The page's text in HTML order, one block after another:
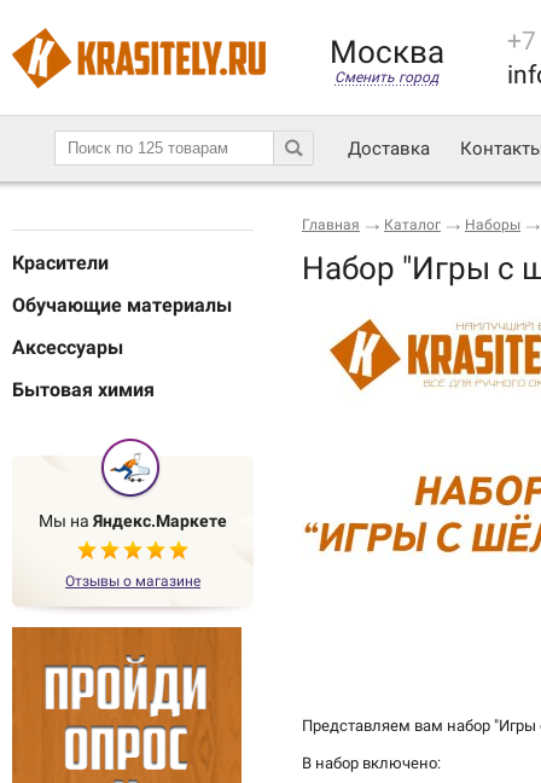
Москва
Сменить город
Доставка
Красители
Обучающие материалы
Аксессуары
Бытовая химия
Мы на Яндекс.Маркете
Отзывы о магазине
Главная Каталог Наборы
Набор "Игры с
Представляем вам набор "Игры
В набор включено: